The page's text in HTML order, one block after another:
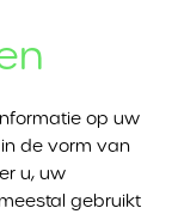
Ook dan kan
in
op uw
de vorm van
u, uw
gebruikt